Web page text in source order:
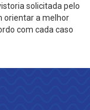
solicitada pelo
orientar a melhor
com cada caso